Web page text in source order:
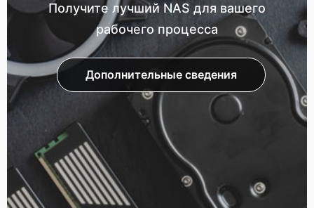
Получите лучший NAS для вашего
рабочего процесса
Дополнительные сведения